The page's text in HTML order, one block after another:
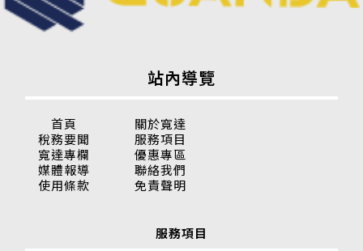
站內導覽
首頁
關於寬達
稅務要聞
服務項目
寬達專欄
優惠專區
媒體報導
聯絡我們
使用條款
免責聲明
服務項目